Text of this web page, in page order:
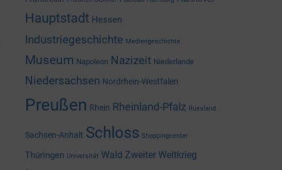
Hauptstadt Hessen
Industriegeschichte Mediengeschichte
Museum Napoleon Nazizeit Niederlande
Niedersachsen Nordrhein-Westfalen
Preußen Rhein Rheinland-Pfalz Russland
Sachsen-Anhalt Schloss Shoppingcenter
Thüringen Universität Wald Zweiter Weltkrieg